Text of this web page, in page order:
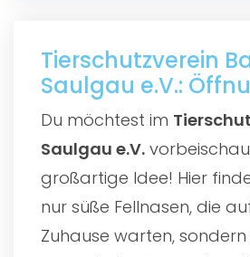
Tierschutzverein
Saulgau e.V.:
Du möchtest im
Saulgau e.V.
großartige Idee! Hier
nur süße Fellnasen, die
Zuhause warten,